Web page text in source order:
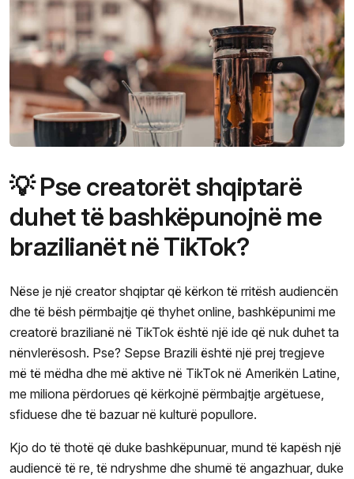
💡 Pse creatorët shqiptarë
duhet të bashkëpunojnë me
brazilianët në TikTok?
Nëse je një creator shqiptar që kërkon të rritësh audiencën
dhe të bësh përmbajtje që thyhet online, bashkëpunimi me
creatorë brazilianë në TikTok është një ide që nuk duhet ta
nënvlerësosh. Pse? Sepse Brazili është një prej tregjeve
më të mëdha dhe më aktive në TikTok në Amerikën Latine,
me miliona përdorues që kërkojnë përmbajtje argëtuese,
sfiduese dhe të bazuar në kulturë popullore.
Kjo do të thotë që duke bashkëpunuar, mund të kapësh një
audiencë të re, të ndryshme dhe shumë të angazhuar, duke